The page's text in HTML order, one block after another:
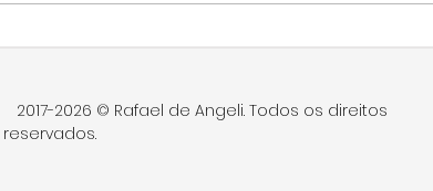
pedágio entre
Araraquara e São Carlos
2017-2026 © Rafael de Angeli. Todos os direitos
reservados.